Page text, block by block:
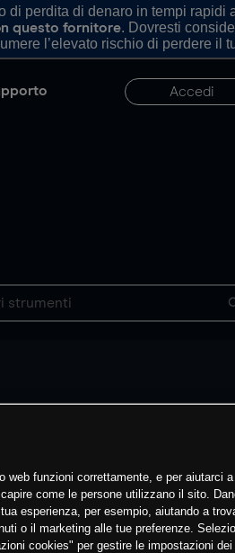
perdita di denaro in tempi rapidi
questo fornitore. Dovresti
l’elevato rischio di perdere il
Accedi
web funzioni correttamente, e per aiutarci a
come le persone utilizzano il sito.
esperienza, per esempio, aiutando a
o il marketing alle tue preferenze.
cookies" per gestire le impostazioni dei